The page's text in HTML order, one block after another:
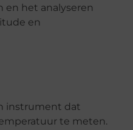
en het analyseren
en
instrument dat
te meten.